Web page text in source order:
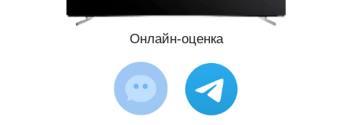
Онлайн-оценка